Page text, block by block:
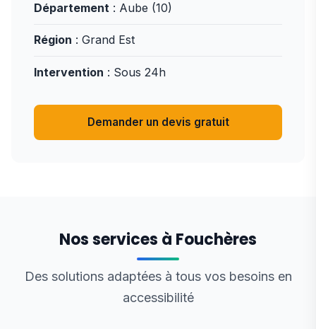
Département : Aube (10)
Région : Grand Est
Intervention : Sous 24h
Demander un devis gratuit
Nos services à Fouchères
Des solutions adaptées à tous vos besoins en
accessibilité